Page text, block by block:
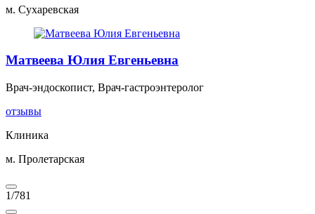
м. Сухаревская
Матвеева Юлия Евгеньевна
Врач-эндоскопист, Врач-гастроэнтеролог
отзывы
Клиника
м. Пролетарская
1/781